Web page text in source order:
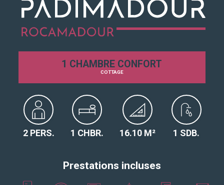
1 CHAMBRE CONFORT
COTTAGE
2 PERS. 1 CHBR. 16.10 M² 1 SDB.
Prestations incluses